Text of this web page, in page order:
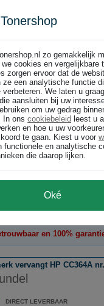
cartridges
voordelig: Tonershop
cartridge zwart nr. 64A
zwart
DIRECT LEVERBAAR
10.000 pagina's
en 100%
vervangt HP CC364A
DIRECT LEVERBAAR
zo gemakkelijk
cookies en vergelijkbare
zorgen ervoor dat de
ze een analytische functie
We laten u
aansluiten bij uw
om uw gedrag
In ons cookiebeleid leest u
en hoe u uw
te gaan. Kiest u voor
functionele en analytische
die daarop lijken.
Oké